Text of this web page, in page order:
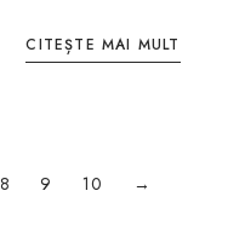
CITEȘTE MAI MULT
8 9 10 →